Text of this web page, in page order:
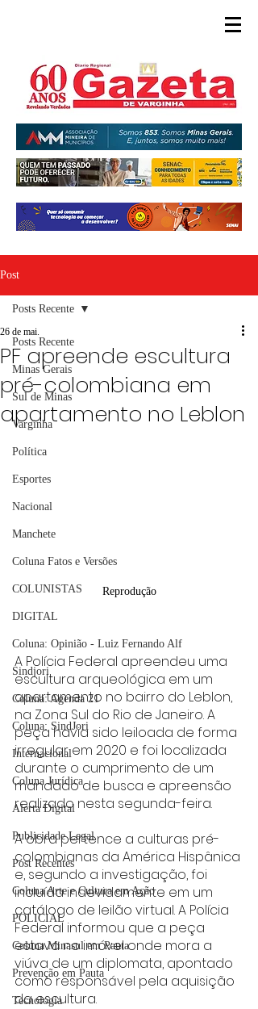
Post
Posts Recente
Minas Gerais
Sul de Minas
Varginha
Política
Esportes
Nacional
Manchete
Coluna Fatos e Versões
COLUNISTAS
DIGITAL
Coluna: Opinião - Luiz Fernando Alf
Sindjori
Coluna: Agenda 21
Coluna: SindJori
Internacional
Coluna Jurídica
Alerta Digital
Publicidade Legal
Post Recentes
Coluna Arte e Cultura em Ação
POLICIAL
Coluna Minasul em Pauta
Prevenção em Pauta
Tecnologia
Posts Recente
PF apreende escultura
pré-colombiana em
apartamento no Leblon
26 de mai.
Reprodução
A Polícia Federal apreendeu uma
escultura arqueológica em um
apartamento no bairro do Leblon,
na Zona Sul do Rio de Janeiro. A
peça havia sido leiloada de forma
irregular em 2020 e foi localizada
durante o cumprimento de um
mandado de busca e apreensão
realizado nesta segunda-feira.
A obra pertence a culturas pré-
colombianas da América Hispânica
e, segundo a investigação, foi
incluída indevidamente em um
catálogo de leilão virtual. A Polícia
Federal informou que a peça
estava no imóvel onde mora a
viúva de um diplomata, apontado
como responsável pela aquisição
da escultura.